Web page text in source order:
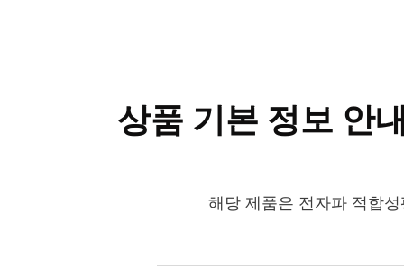
상품 기본 정보 안
해당 제품은 전자파 적합